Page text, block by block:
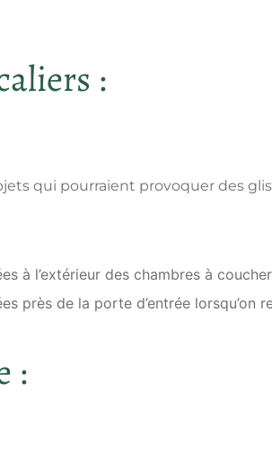
:
qui pourraient provoquer des
à l’extérieur des chambres à
près de la porte d’entrée lorsqu’on
: